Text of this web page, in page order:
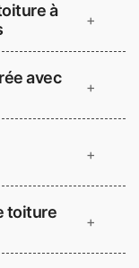
à
+
avec
+
+
toiture
+